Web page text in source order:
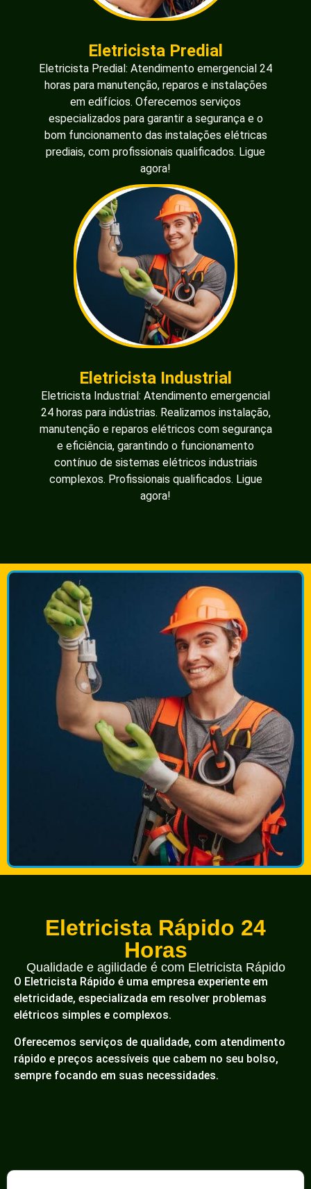
Eletricista Predial
Eletricista Predial: Atendimento emergencial 24
horas para manutenção, reparos e instalações
em edifícios. Oferecemos serviços
especializados para garantir a segurança e o
bom funcionamento das instalações elétricas
prediais, com profissionais qualificados. Ligue
agora!
Eletricista Industrial
Eletricista Industrial: Atendimento emergencial
24 horas para indústrias. Realizamos instalação,
manutenção e reparos elétricos com segurança
e eficiência, garantindo o funcionamento
contínuo de sistemas elétricos industriais
complexos. Profissionais qualificados. Ligue
agora!
Eletricista Rápido 24
Horas
Qualidade e agilidade é com Eletricista Rápido
O Eletricista Rápido é uma empresa experiente em
eletricidade, especializada em resolver problemas
elétricos simples e complexos.
Oferecemos serviços de qualidade, com atendimento
rápido e preços acessíveis que cabem no seu bolso,
sempre focando em suas necessidades.